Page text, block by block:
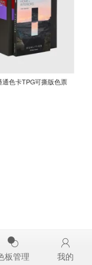
通色卡TPG可撕版色票
板管理 我的